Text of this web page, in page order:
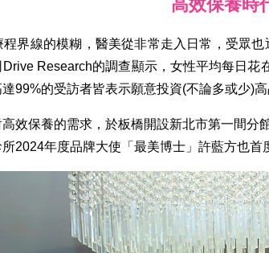
高效保養時
界線的模糊，醫美從非常走入日常，受眾
Research的調查顯示，女性平均每日
99%的受訪者皆表示願意投資(不論多或少)
效保養的需求，於板橋開設新北市第一間
2024年度品牌大使「最美博士」許藍方也